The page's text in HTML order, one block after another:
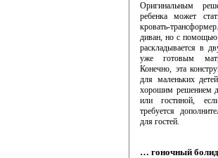
Оригинальным
ребенка может
кровать-
диван, но с помощью
раскладывается в
уже готовым
Конечно, эта
для маленьких
хорошим решением
или гостиной,
требуется
для гостей.
… гоночный